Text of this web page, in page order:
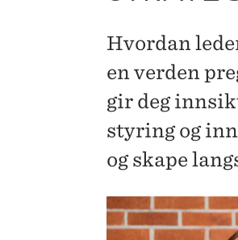
Hvordan
en verden
gir deg
styring og
og skape